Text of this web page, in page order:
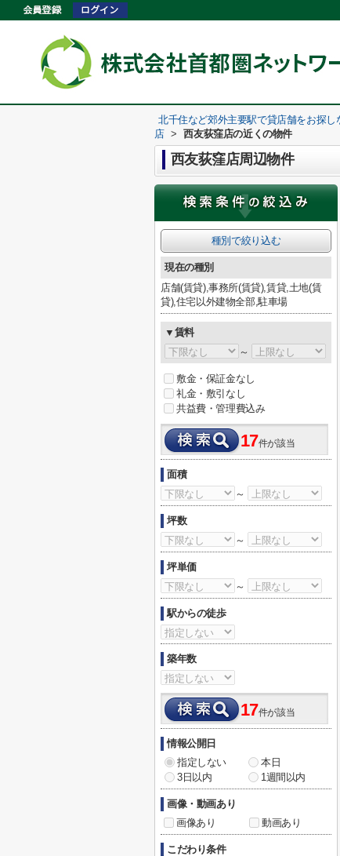
北千住など郊外主要駅で貸店舗をお探
店 > 西友荻窪店の近くの物件
西友荻窪店周辺物件
種別で絞り込む
現在の種別
店舗(賃貸),事務所(賃貸),賃貸,土地(賃
貸),住宅以外建物全部,駐車場
▼賃料
～
敷金・保証金なし
礼金・敷引なし
共益費・管理費込み
17件が該当
面積
～
坪数
～
坪単価
～
駅からの徒歩
築年数
17件が該当
情報公開日
指定しない
本日
3日以内
1週間以内
画像・動画あり
画像あり
動画あり
こだわり条件